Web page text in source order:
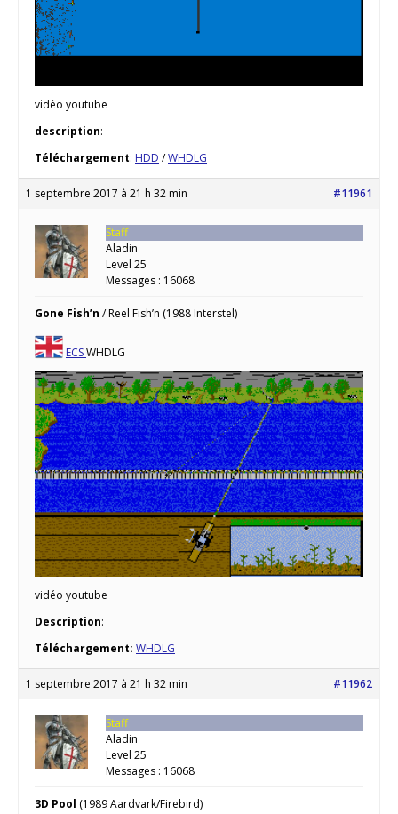
vidéo youtube
description:
Téléchargement: HDD /WHDLG
1 septembre 2017 à 21 h 32 min #11961
Staff
Aladin
Level 25
Messages : 16068
Gone Fish’n / Reel Fish’n (1988 Interstel)
ECSWHDLG
vidéo youtube
Description:
Téléchargement: WHDLG
1 septembre 2017 à 21 h 32 min #11962
Staff
Aladin
Level 25
Messages : 16068
3D Pool (1989 Aardvark/Firebird)